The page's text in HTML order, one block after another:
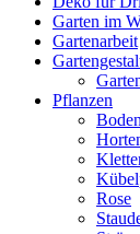
Garten im
Gartenarbeit
Pflanzen
Rose